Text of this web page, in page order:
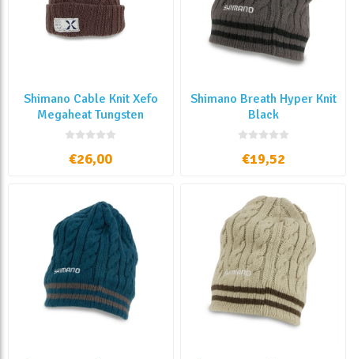
Shimano Cable Knit Xefo
Megaheat Tungsten
€26,00
Shimano Breath Hyper Knit
Black
€19,52